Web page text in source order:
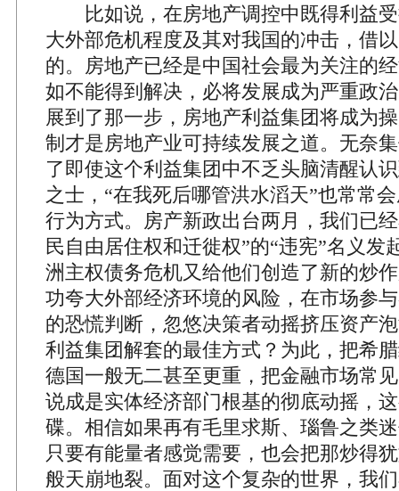
比如说，在房地产调控中既得利益受
大外部危机程度及其对我国的冲击，借
的。房地产已经是中国社会最为关注的
如不能得到解决，必将发展成为严重政
展到了那一步，房地产利益集团将成为
制才是房地产业可持续发展之道。无奈
了即使这个利益集团中不乏头脑清醒认
之士，“在我死后哪管洪水滔天”也常常
行为方式。房产新政出台两月，我们已
民自由居住权和迁徙权”的“违宪”名义发
洲主权债务危机又给他们创造了新的炒
功夸大外部经济环境的风险，在市场参
的恐慌判断，忽悠决策者动摇挤压资产
利益集团解套的最佳方式？为此，把希
德国一般无二甚至更重，把金融市场常
说成是实体经济部门根基的彻底动摇，
碟。相信如果再有毛里求斯、瑙鲁之类
只要有能量者感觉需要，也会把那炒得
般天崩地裂。面对这个复杂的世界，我